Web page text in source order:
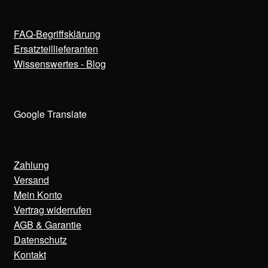
FAQ-Begriffsklärung
Ersatzteillieferanten
Wissenswertes - Blog
Google Translate
Zahlung
Versand
Mein Konto
Vertrag widerrufen
AGB & Garantie
Datenschutz
Kontakt